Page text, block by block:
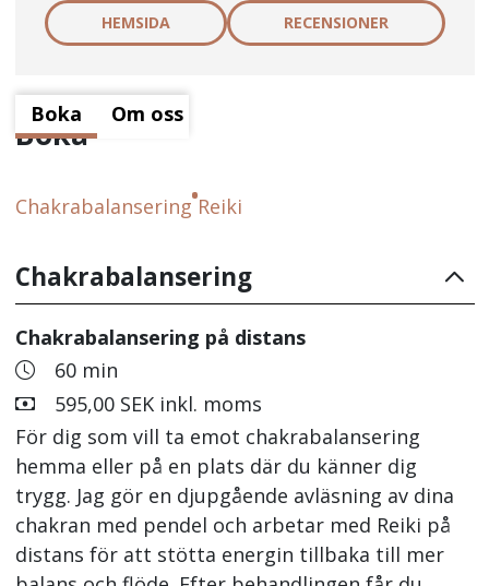
HEMSIDA RECENSIONER
Boka Om oss
Boka
Chakrabalansering Reiki
Chakrabalansering
Chakrabalansering på distans
60 min
595,00 SEK inkl. moms
För dig som vill ta emot chakrabalansering
hemma eller på en plats där du känner dig
trygg. Jag gör en djupgående avläsning av dina
chakran med pendel och arbetar med Reiki på
distans för att stötta energin tillbaka till mer